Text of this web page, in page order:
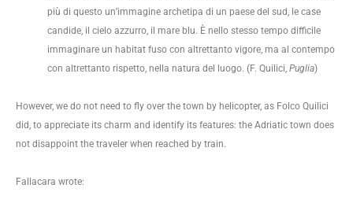
più di questo un’immagine archetipa di un paese del sud, le case
candide, il cielo azzurro, il mare blu. È nello stesso tempo difficile
immaginare un habitat fuso con altrettanto vigore, ma al contempo
con altrettanto rispetto, nella natura del luogo. (F. Quilici, Puglia)
However, we do not need to fly over the town by helicopter, as Folco Quilici
did, to appreciate its charm and identify its features: the Adriatic town does
not disappoint the traveler when reached by train.
Fallacara wrote: